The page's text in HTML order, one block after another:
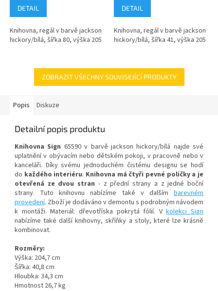
DETAIL
Knihovna, regál v barvě jackson
hickory/bílá, šířka 80, výška 205
DETAIL
Knihovna, regál v barvě jackson
hickory/bílá, šířka 41, výška 205
ZOBRAZIT VŠECHNY SOUVISEJÍCÍ PRODUKTY
Popis Diskuze
Detailní popis produktu
Knihovna Sign 65590 v barvě jackson hickory/bílá najde své
uplatnění v obývacím nebo dětském pokoji, v pracovně nebo v
kanceláři. Díky svému jednoduchém čistému designu se hodí
do každého interiéru. Knihovna má čtyři pevné poličky a je
otevřená ze dvou stran - z přední strany a z jedné boční
strany. Tuto knihovnu nabízíme také v dalším barevném
provedení. Zboží je dodáváno v demontu s podrobným návodem
k montáži. Materiál: dřevotříska pokrytá fólií. Vkolekci Sign
nabízíme také další knihovny, skříňky a stoly, které lze krásně
kombinovat.
Rozměry:
Výška: 204,7 cm
Šířka: 40,8 cm
Hloubka: 34,3 cm
Hmotnost 26,7 kg